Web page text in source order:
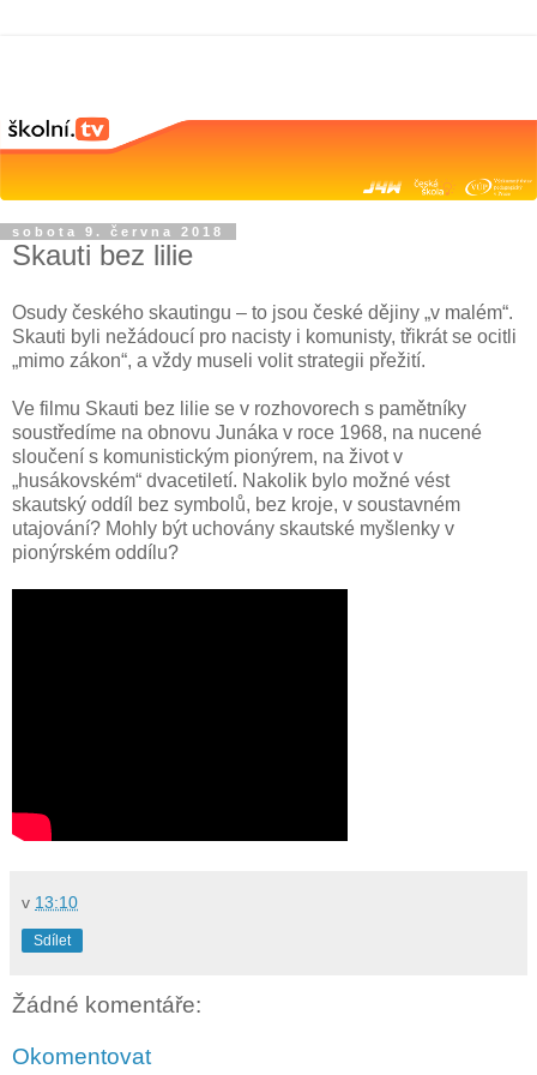
sobota 9. června 2018
Skauti bez lilie
Osudy českého skautingu – to jsou české dějiny „v malém“.
Skauti byli nežádoucí pro nacisty i komunisty, třikrát se ocitli
„mimo zákon“, a vždy museli volit strategii přežití.
Ve filmu Skauti bez lilie se v rozhovorech s pamětníky
soustředíme na obnovu Junáka v roce 1968, na nucené
sloučení s komunistickým pionýrem, na život v
„husákovském“ dvacetiletí. Nakolik bylo možné vést
skautský oddíl bez symbolů, bez kroje, v soustavném
utajování? Mohly být uchovány skautské myšlenky v
pionýrském oddílu?
v 13:10
Sdílet
Žádné komentáře:
Okomentovat